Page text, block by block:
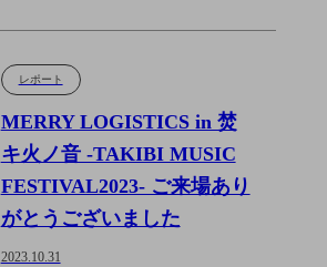
MERRY LOGISTICS in 焚
キ火ノ音 -TAKIBI MUSIC
FESTIVAL2023- ご来場あり
がとうございました
レポート
2023.10.31